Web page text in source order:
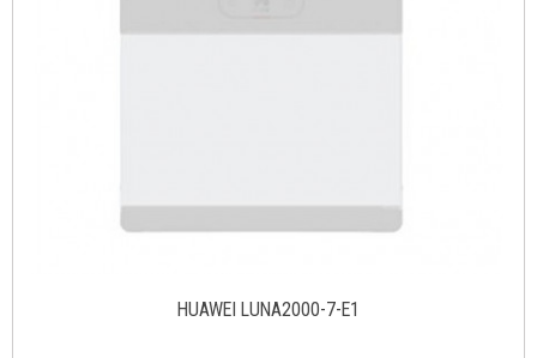
HUAWEI LUNA2000-7-E1